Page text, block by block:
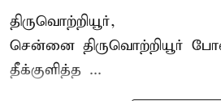
திருவொற்றியூர்,
சென்னை திருவொற்றியூர்
தீக்குளித்த ...